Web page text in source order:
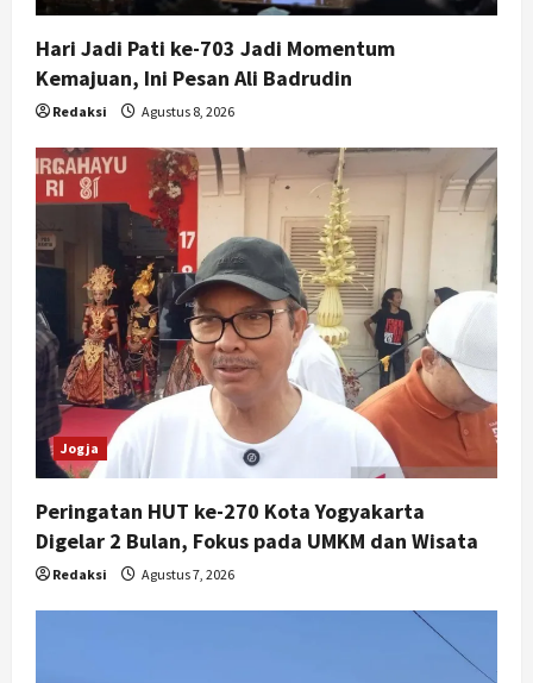
Hari Jadi Pati ke-703 Jadi Momentum
Kemajuan, Ini Pesan Ali Badrudin
Redaksi Agustus 8, 2026
Jogja
Peringatan HUT ke-270 Kota Yogyakarta
Digelar 2 Bulan, Fokus pada UMKM dan Wisata
Redaksi Agustus 7, 2026